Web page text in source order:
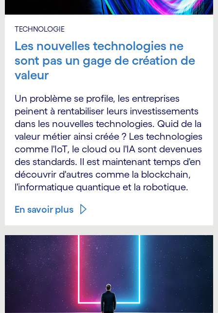
TECHNOLOGIE
Les nouvelles technologies ne
sont pas un gage de création de
valeur
Un problème se profile, les entreprises
peinent à rentabiliser leurs investissements
dans les nouvelles technologies. Quid de la
valeur métier ainsi créée ? Les technologies
comme l'IoT, le cloud ou l'IA sont devenues
des standards. Il est maintenant temps d'en
découvrir d'autres comme la blockchain,
l'informatique quantique et la robotique.
En savoir plus